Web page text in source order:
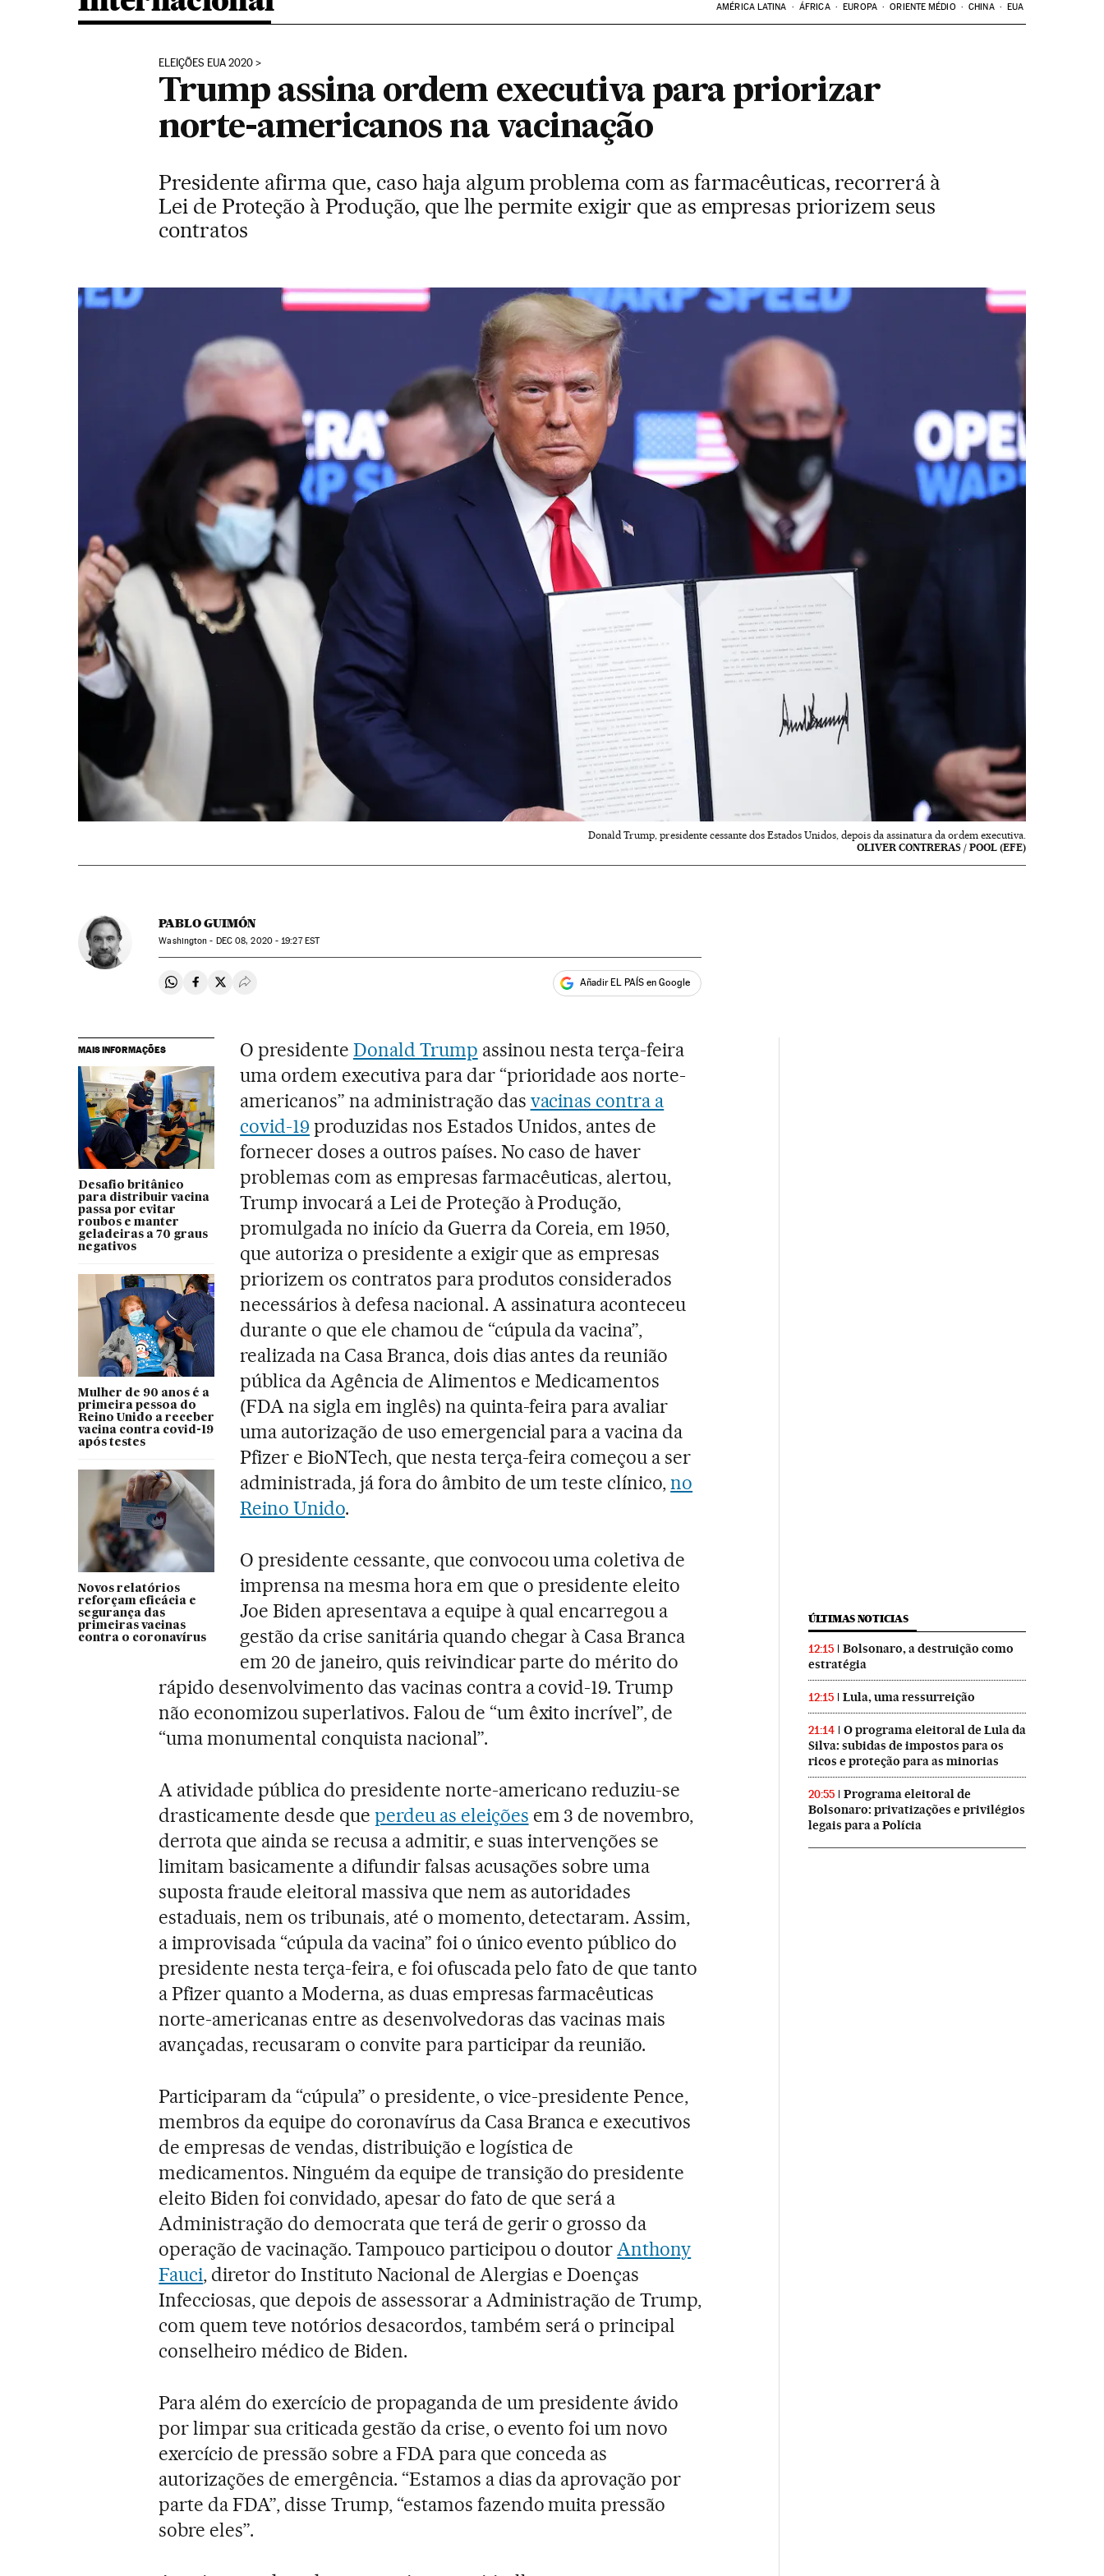
AMÉRICA LATINA ÁFRICA EUROPA ORIENTE MÉDIO CHINA EUA
ELEIÇÕES EUA 2020
Trump assina ordem executiva para priorizar
norte-americanos na vacinação
Presidente afirma que, caso haja algum problema com as farmacêuticas, recorrerá à
Lei de Proteção à Produção, que lhe permite exigir que as empresas priorizem seus
contratos
Donald Trump, presidente cessante dos Estados Unidos, depois da assinatura da ordem executiva.
OLIVER CONTRERAS / POOL (EFE)
PABLO GUIMÓN
Washington - DEC08, 2020 - 19:27EST
Compartir en Whatsapp
Compartir en Facebook
Compartir en Twitter
Desplegar Redes Sociales Añadir EL PAÍS en Google
MAIS INFORMAÇÕES
Desafio britânico
para distribuir vacina
passa por evitar
roubos e manter
geladeiras a 70 graus
negativos
Mulher de 90 anos é a
primeira pessoa do
Reino Unido a receber
vacina contra covid-19
após testes
Novos relatórios
reforçam eficácia e
segurança das
primeiras vacinas
contra o coronavírus
O presidente Donald Trump assinou nesta terça-feira
uma ordem executiva para dar “prioridade aos norte-
americanos” na administração das vacinas contra a
covid-19 produzidas nos Estados Unidos, antes de
fornecer doses a outros países. No caso de haver
problemas com as empresas farmacêuticas, alertou,
Trump invocará a Lei de Proteção à Produção,
promulgada no início da Guerra da Coreia, em 1950,
que autoriza o presidente a exigir que as empresas
priorizem os contratos para produtos considerados
necessários à defesa nacional. A assinatura aconteceu
durante o que ele chamou de “cúpula da vacina”,
realizada na Casa Branca, dois dias antes da reunião
pública da Agência de Alimentos e Medicamentos
(FDA na sigla em inglês) na quinta-feira para avaliar
uma autorização de uso emergencial para a vacina da
Pfizer e BioNTech, que nesta terça-feira começou a ser
administrada, já fora do âmbito de um teste clínico,no
Reino Unido.
O presidente cessante, que convocou uma coletiva de
imprensa na mesma hora em que o presidente eleito
Joe Biden apresentava a equipe à qual encarregou a
gestão da crise sanitária quando chegar à Casa Branca
em 20 de janeiro, quis reivindicar parte do mérito do
rápido desenvolvimento das vacinas contra a covid-19. Trump
não economizou superlativos. Falou de “um êxito incrível”, de
“uma monumental conquista nacional”.
A atividade pública do presidente norte-americano reduziu-se
drasticamente desde que perdeu as eleições em 3 de novembro,
derrota que ainda se recusa a admitir, e suas intervenções se
limitam basicamente a difundir falsas acusações sobre uma
suposta fraude eleitoral massiva que nem as autoridades
estaduais, nem os tribunais, até o momento, detectaram. Assim,
a improvisada “cúpula da vacina” foi o único evento público do
presidente nesta terça-feira, e foi ofuscada pelo fato de que tanto
a Pfizer quanto a Moderna, as duas empresas farmacêuticas
norte-americanas entre as desenvolvedoras das vacinas mais
avançadas, recusaram o convite para participar da reunião.
Participaram da “cúpula” o presidente, o vice-presidente Pence,
membros da equipe do coronavírus da Casa Branca e executivos
de empresas de vendas, distribuição e logística de
medicamentos. Ninguém da equipe de transição do presidente
eleito Biden foi convidado, apesar do fato de que será a
Administração do democrata que terá de gerir o grosso da
operação de vacinação. Tampouco participou o doutorAnthony
Fauci, diretor do Instituto Nacional de Alergias e Doenças
Infecciosas, que depois de assessorar a Administração de Trump,
com quem teve notórios desacordos, também será o principal
conselheiro médico de Biden.
Para além do exercício de propaganda de um presidente ávido
por limpar sua criticada gestão da crise, o evento foi um novo
exercício de pressão sobre a FDA para que conceda as
autorizações de emergência. “Estamos a dias da aprovação por
parte da FDA”, disse Trump, “estamos fazendo muita pressão
sobre eles”.
ÚLTIMAS NOTICIAS
12:15
Bolsonaro, a destruição como
estratégia
12:15 Lula, uma ressurreição
21:14
O programa eleitoral de Lula da
Silva: subidas de impostos para os
ricos e proteção para as minorias
20:55
Programa eleitoral de
Bolsonaro: privatizações e privilégios
legais para a Polícia